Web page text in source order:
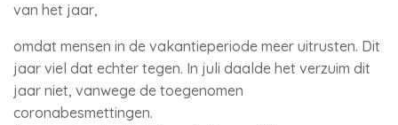
van het jaar,
omdat mensen in de vakantieperiode meer uitrusten. Dit
jaar viel dat echter tegen. In juli daalde het verzuim dit
jaar niet, vanwege de toegenomen
coronabesmettingen.